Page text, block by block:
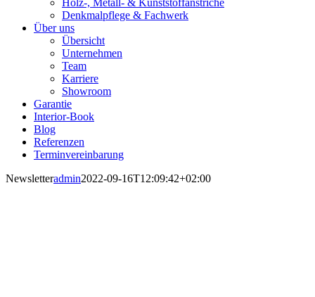
Holz-, Metall- & Kunststoffanstriche
Denkmalpflege & Fachwerk
Über uns
Übersicht
Unternehmen
Team
Karriere
Showroom
Garantie
Interior-Book
Blog
Referenzen
Terminvereinbarung
Newsletteradmin2022-09-16T12:09:42+02:00